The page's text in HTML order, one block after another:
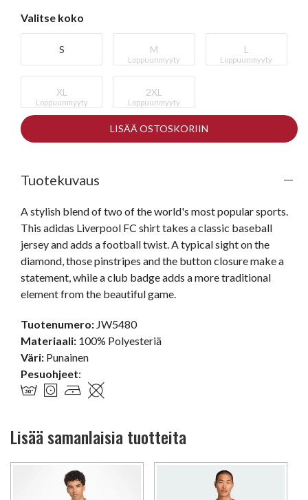
Valitse koko
S M
Loppuunmyyty
L
Loppuunmyyty
XL
Loppuunmyyty
2XL
Loppuunmyyty
LISÄÄ OSTOSKORIIN
Tuotekuvaus
A stylish blend of two of the world's most popular sports.
This adidas Liverpool FC shirt takes a classic baseball
jersey and adds a football twist. A typical sight on the
diamond, those pinstripes and the button closure make a
statement, while a club badge adds a more traditional
element from the beautiful game.
Tuotenumero: JW5480
Materiaali: 100% Polyesteriä
Väri: Punainen
Pesuohjeet:
Lisää samanlaisia tuotteita